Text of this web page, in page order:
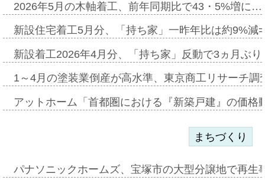
2026年5月の木軸着工、前年同期比で43・5%増に…
新設住宅着工5月分、「持ち家」一昨年比は約9%
新設着工2026年4月分、「持ち家」反動で3ヵ月ぶ
1～4月の塗装業倒産が高水準、東京商工リサーチ
アットホーム「首都圏における『新築戸建』の価
まちづくり
パナソニックホームズ、宝塚市の大型分譲地で再